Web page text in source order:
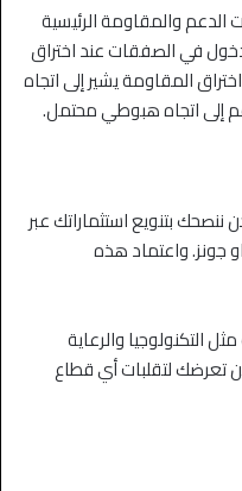
الدعم والمقاومة الرئيسية
في الصفقات عند اختراق
المقاومة يشير إلى اتجاه
إلى اتجاه هبوطي محتمل.
بتنويع استثماراتك عبر
جونز. واعتماد هذه
التكنولوجيا والرعاية
تعرضك لتقلبات أي قطاع